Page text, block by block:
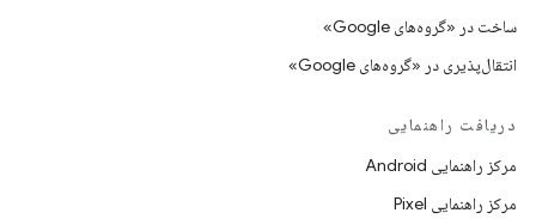
ساخت در «گروه‌های Google»
انتقال‌پذیری در «گروه‌های Google»
دریافت راهنمایی
مرکز راهنمایی Android
مرکز راهنمایی Pixel